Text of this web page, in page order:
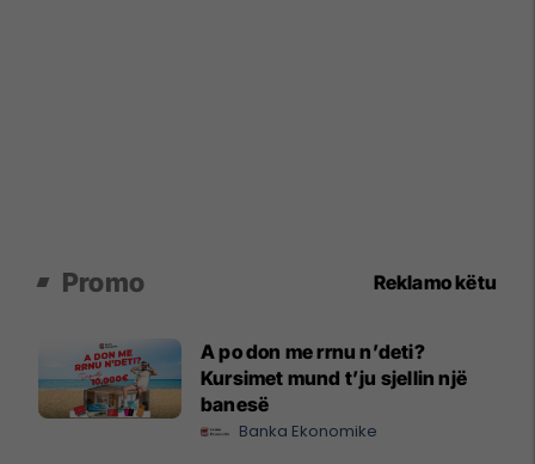
Promo Reklamo këtu
A po don me rrnu n’deti?
Kursimet mund t’ju sjellin një
banesë
Banka Ekonomike